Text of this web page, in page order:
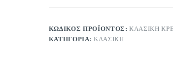
ΚΩΔΙΚΌΣ ΠΡΟΪΌΝΤΟΣ:ΚΛΑΣΙΚΉ
ΚΑΤΗΓΟΡΊΑ: ΚΛΑΣΙΚΉ